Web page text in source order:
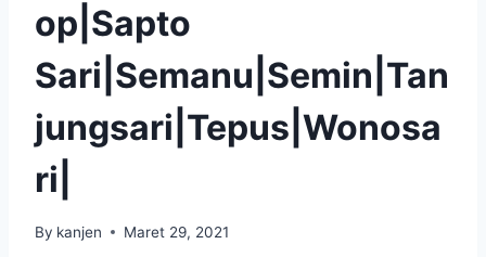
op|Sapto
Sari|Semanu|Semin|Tan
jungsari|Tepus|Wonosa
ri|
By kanjen Maret 29, 2021